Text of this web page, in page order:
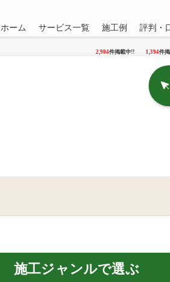
ホーム サービス一覧 施工例
2,904件掲載中!!
評判・
1,394件
施工ジャンルで選ぶ